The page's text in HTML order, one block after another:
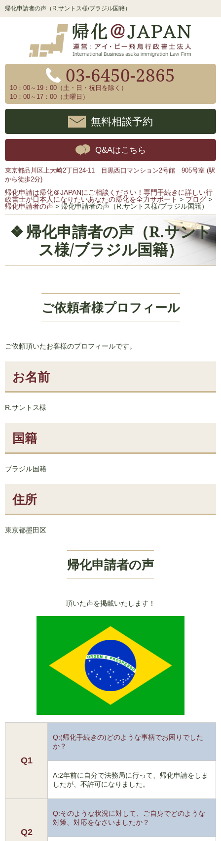
帰化申請者の声（R.サントス様/ブラジル国籍）
03-6450-2865
10：00～19：00（土・日・祝日を除く）
10：00～17：00（土曜日）
無料相談予約
Q&Aはこちら
東京都品川区上大崎2丁目24-11 目黒西口マンション2号館 905号室 (駅
から徒歩2分)
帰化申請は帰化＠JAPANにご相談ください！専門手続きに詳しい行
政書士が日本人になりたいあなたの帰化を全力サポート > ブログ >
帰化申請者の声 > 帰化申請者の声（R.サントス様/ブラジル国籍）
帰化申請者の声（R.サント
ス様/ブラジル国籍）
ご依頼者様プロフィール
ご依頼頂いたお客様のプロフィールです。
お名前
R.サントス様
国籍
ブラジル国籍
住所
東京都墨田区
帰化申請者の声
頂いた声を掲載いたします！
Q1
Q:(帰化手続きの)どのような事柄でお困りでした
か？
A:2年前に自分で法務局に行って、帰化申請をしま
したが、不許可になりました。
Q2
Q:そのような状況に対して、ご自身でどのような
対策、対応をなさいましたか？